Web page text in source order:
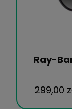
Ray-
299,00